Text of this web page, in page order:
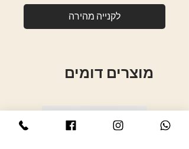
לקנייה מהירה
מוצרים דומים